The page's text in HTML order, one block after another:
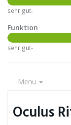
sehr gut-
Funktion
sehr gut-
Menu
Oculus